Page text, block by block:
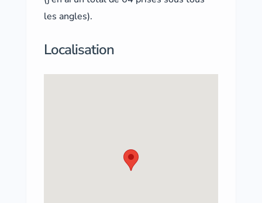
les angles).
Localisation